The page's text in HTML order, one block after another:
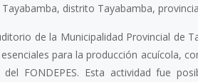
distrito Tayabamba,
de la Municipalidad Provincial de
para la producción acuícola,
FONDEPES. Esta actividad fue